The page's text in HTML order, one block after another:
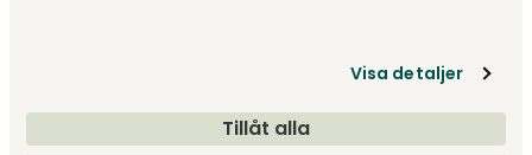
Visa detaljer
Tillåt alla
2 965 kr